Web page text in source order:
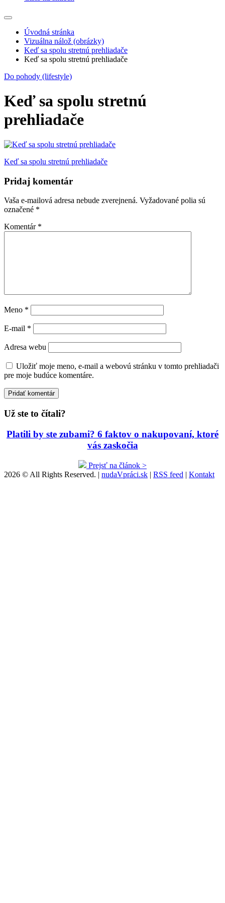
Úvodná stránka
Vizuálna nálož (obrázky)
Keď sa spolu stretnú prehliadače
Keď sa spolu stretnú prehliadače
Do pohody (lifestyle)
Keď sa spolu stretnú
prehliadače
Navigácia
v
článku
Keď sa spolu stretnú prehliadače
Pridaj komentár
Vaša e-mailová adresa nebude zverejnená. Vyžadované polia sú
označené *
Komentár *
Meno *
E-mail *
Adresa webu
Uložiť moje meno, e-mail a webovú stránku v tomto prehliadači
pre moje budúce komentáre.
Už ste to čítali?
Platili by ste zubami? 6 faktov o nakupovaní, ktoré
vás zaskočia
Prejsť na článok >
2026 © All Rights Reserved. | nudaVpráci.sk RSS feed Kontakt